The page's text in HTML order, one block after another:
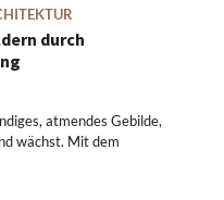
durch
atmendes Gebilde,
wächst. Mit dem